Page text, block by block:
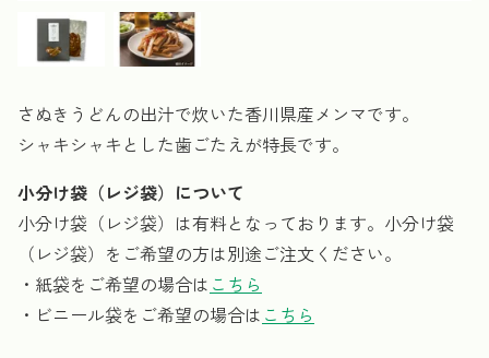
さぬきうどんの出汁で炊いた香川県産メンマです。
シャキシャキとした歯ごたえが特長です。
小分け袋（レジ袋）について
小分け袋（レジ袋）は有料となっております。小分け袋
（レジ袋）をご希望の方は別途ご注文ください。
・紙袋をご希望の場合は こちら
・ビニール袋をご希望の場合は こちら